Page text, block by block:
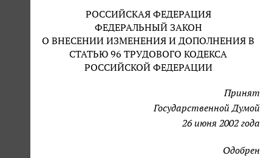
РОССИЙСКАЯ ФЕДЕРАЦИЯ
ФЕДЕРАЛЬНЫЙ ЗАКОН
О ВНЕСЕНИИ ИЗМЕНЕНИЯ И ДОПОЛНЕНИЯ В
СТАТЬЮ 96 ТРУДОВОГО КОДЕКСА
РОССИЙСКОЙ ФЕДЕРАЦИИ
Принят
Государственной Думой
26 июня 2002 года
Одобрен